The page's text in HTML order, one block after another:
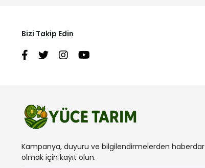
Hazal
Inox
İnterbag
Kama
Bizi Takip Edin
Kampanya, duyuru ve bilgilendirmelerden haberdar
olmak için kayıt olun.